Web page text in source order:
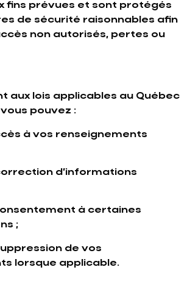
fins prévues et sont protégés
de sécurité raisonnables afin
non autorisés, pertes ou
aux lois applicables au Québec
pouvez :
à vos renseignements
d’informations
à certaines
;
de vos
lorsque applicable.